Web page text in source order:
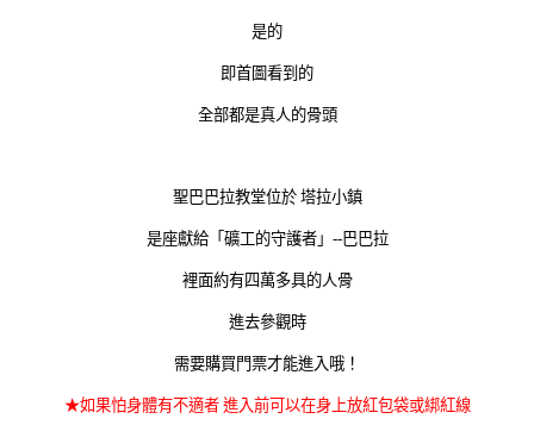
是的
即首圖看到的
全部都是真人的骨頭
聖巴巴拉教堂位於 塔拉小鎮
是座獻給「礦工的守護者」--巴巴拉
裡面約有四萬多具的人骨
進去參觀時
需要購買門票才能進入哦！
★如果怕身體有不適者 進入前可以在身上放紅包袋或綁紅線